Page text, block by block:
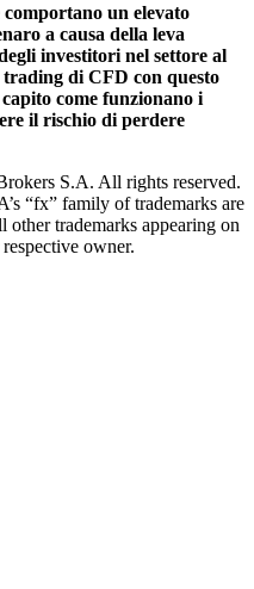
un elevato
a causa della leva
investitori nel settore al
di CFD con questo
come funzionano i
il rischio di perdere
S.A. All rights reserved.
“fx” family of trademarks are
trademarks appearing on
owner.